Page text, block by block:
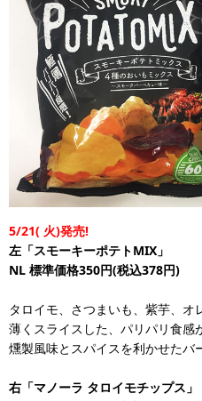
5/21( 火)発売!
左「スモーキーポテトMIX」
NL 標準価格350円(税込378円)
タロイモ、さつまいも、紫芋、
薄くスライスした、パリパリ食感
燻製風味とスパイスを利かせたバ
右「マノーラ タロイモチップス」